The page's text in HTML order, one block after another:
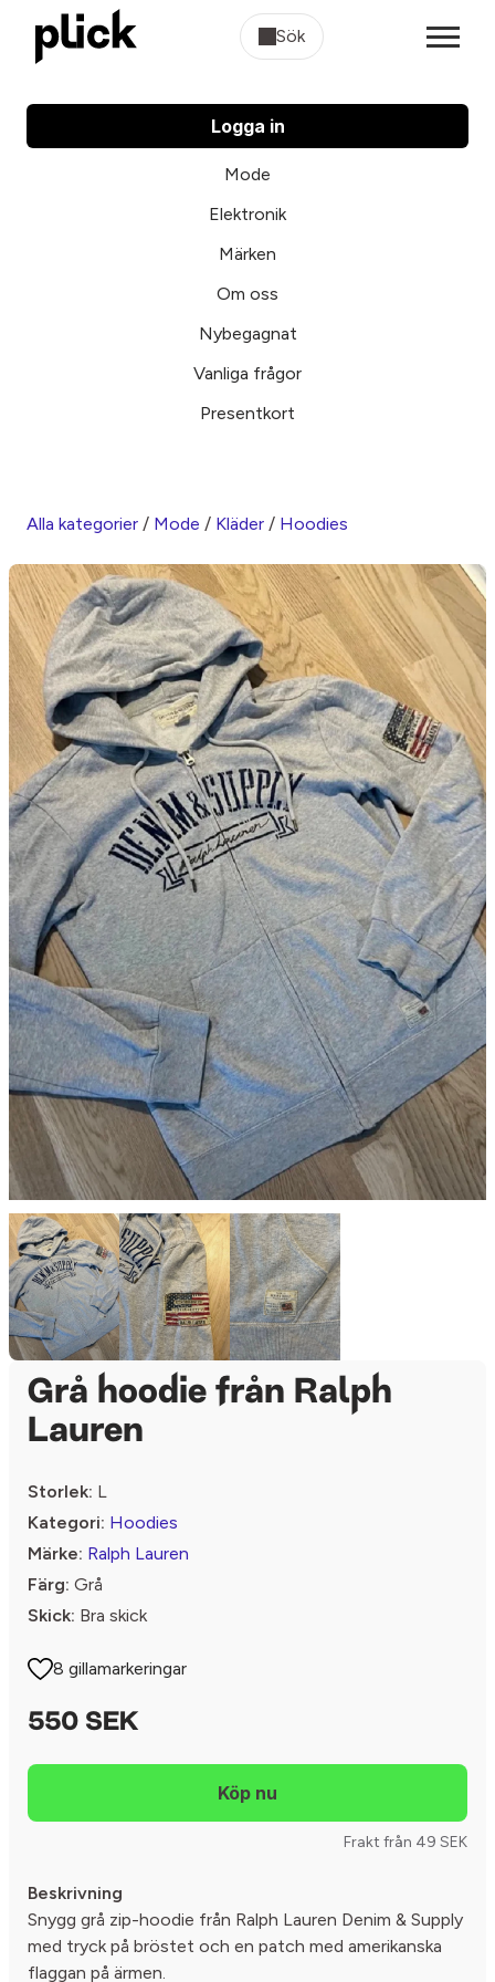
Sök
Logga in
Mode
Elektronik
Märken
Om oss
Nybegagnat
Vanliga frågor
Presentkort
Alla kategorier / Mode / Kläder / Hoodies
Grå hoodie från Ralph
Lauren
Storlek: L
Kategori: Hoodies
Märke: Ralph Lauren
Färg: Grå
Skick: Bra skick
8 gillamarkeringar
550 SEK
Frakt från 49 SEK
Beskrivning
Snygg grå zip-hoodie från Ralph Lauren Denim & Supply
med tryck på bröstet och en patch med amerikanska
flaggan på ärmen.